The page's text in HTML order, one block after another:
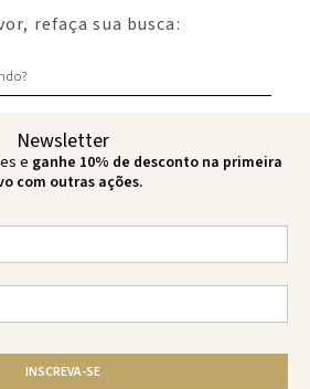
refaça sua busca:
Newsletter
e ganhe 10% de desconto na primeira
com outras ações.
INSCREVA-SE